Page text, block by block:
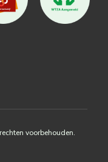
voorbehouden.